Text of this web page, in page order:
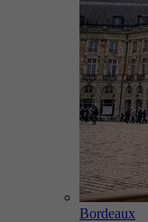
Bordeaux